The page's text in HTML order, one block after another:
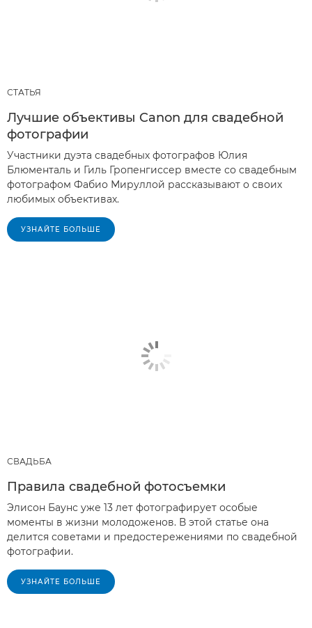
СТАТЬЯ
Лучшие объективы Canon для свадебной
фотографии
Участники дуэта свадебных фотографов Юлия
Блюменталь и Гиль Гропенгиссер вместе со свадебным
фотографом Фабио Мируллой рассказывают о своих
любимых объективах.
УЗНАЙТЕ БОЛЬШЕ
СВАДЬБА
Правила свадебной фотосъемки
Элисон Баунс уже 13 лет фотографирует особые
моменты в жизни молодоженов. В этой статье она
делится советами и предостережениями по свадебной
фотографии.
УЗНАЙТЕ БОЛЬШЕ